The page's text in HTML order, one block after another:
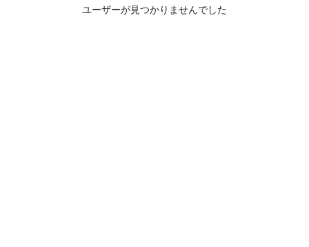
ユーザーが見つかりませんでした